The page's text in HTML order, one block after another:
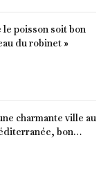
le poisson soit bon
du robinet »
charmante ville au
bon